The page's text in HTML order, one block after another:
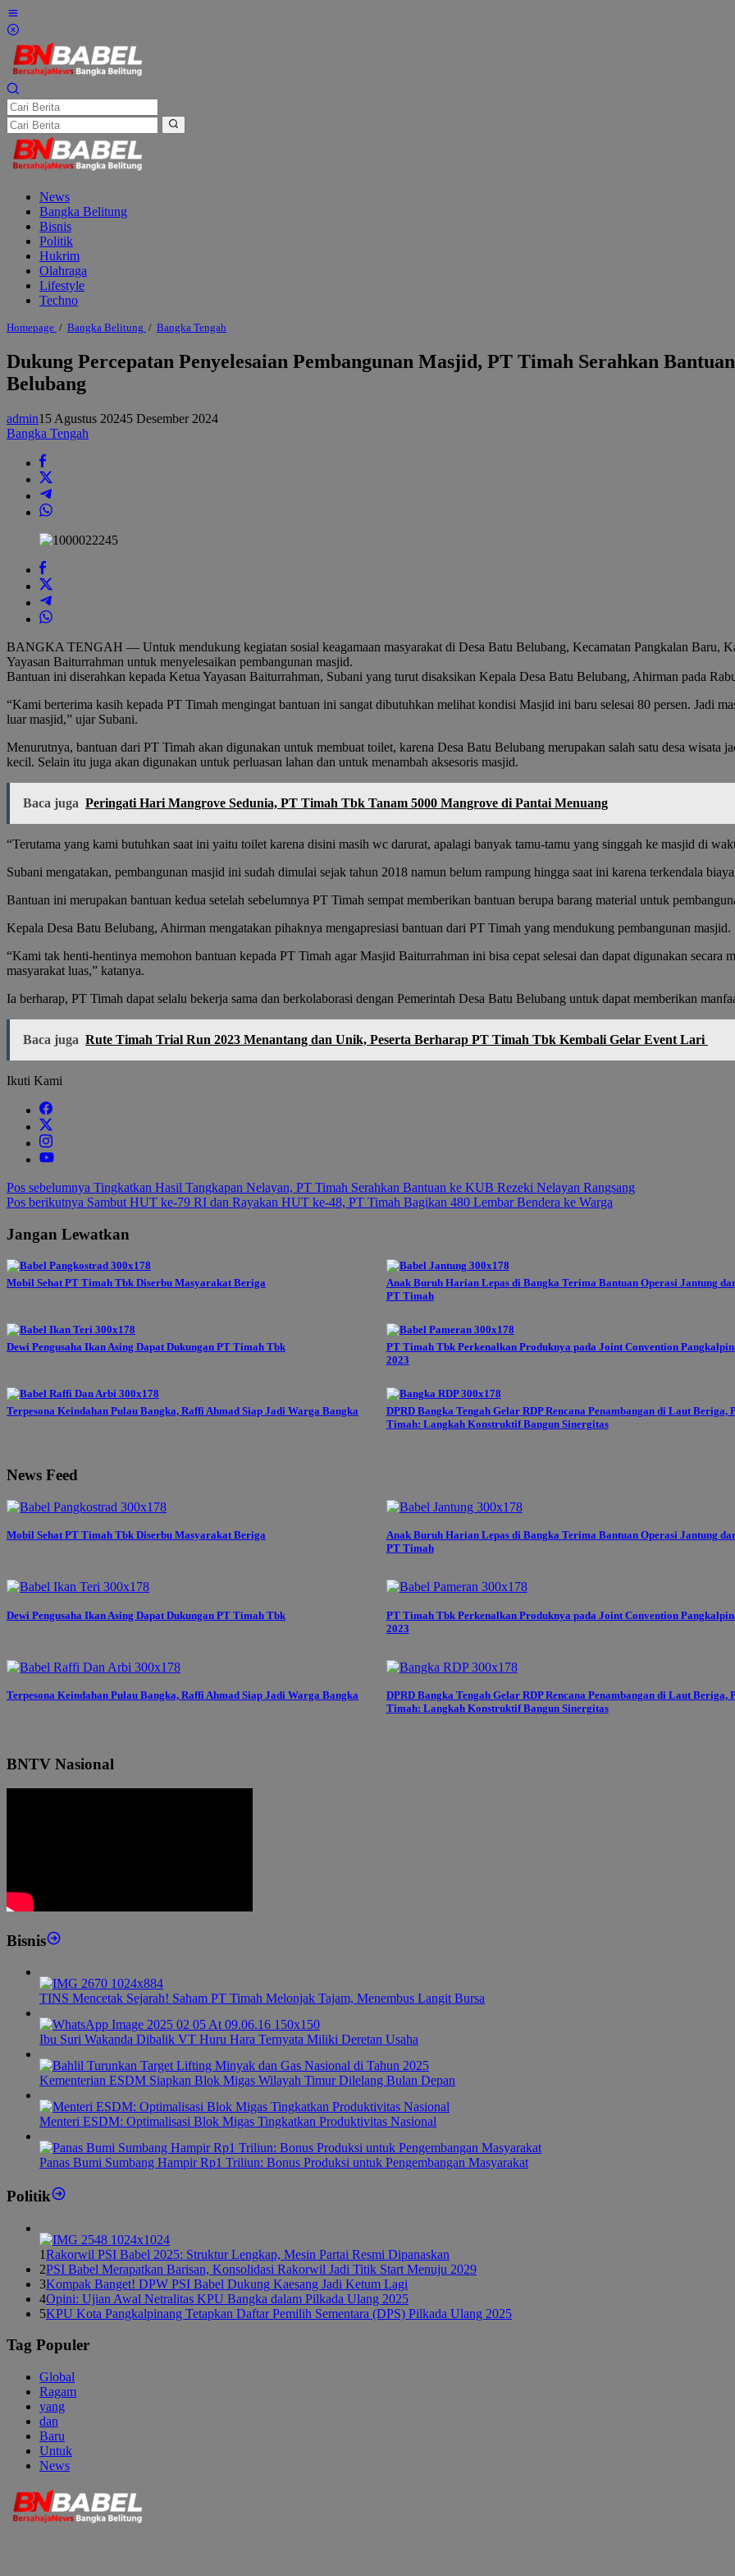
Lewati
ke
konten
News
Bangka Belitung
Bisnis
Politik
Hukrim
Olahraga
Lifestyle
Techno
Homepage / Bangka Belitung / Bangka Tengah
Penyelesaian
Pembangunan
Dukung Percepatan Penyelesaian Pembangunan Masjid, PT Timah Serahkan
Belubang
admin15 Agustus 20245 Desember 2024
Bangka Tengah
BANGKA TENGAH — Untuk mendukung kegiatan sosial keagamaan masyarakat di Desa Batu Belubang, Kecamatan Pangkalan Baru,
Yayasan Baiturrahman untuk menyelesaikan pembangunan masjid.
Bantuan ini diserahkan kepada Ketua Yayasan Baiturrahman, Subani yang turut disaksikan Kepala Desa Batu Belubang, Ahirman pada
“Kami berterima kasih kepada PT Timah mengingat bantuan ini sangat dibutuhkan melihat kondisi Masjid ini baru selesai 80 persen. Jadi
luar masjid,” ujar Subani.
Menurutnya, bantuan dari PT Timah akan digunakan untuk membuat toilet, karena Desa Batu Belubang merupakan salah satu desa wisata
kecil. Selain itu juga akan digunakan untuk perluasan lahan dan untuk menambah aksesoris masjid.
Baca juga Peringati Hari Mangrove Sedunia, PT Timah Tbk Tanam 5000 Mangrove di Pantai Menuang
“Terutama yang kami butuhkan saat ini yaitu toilet karena disini masih wc darurat, apalagi banyak tamu-tamu yang singgah ke masjid di
Subani mengatakan, pembangunan masjid ini sudah dimulai sejak tahun 2018 namun belum rampung hingga saat ini karena terkendala
Bantuan ini merupakan bantuan kedua setelah sebelumnya PT Timah sempat memberikan bantuan berupa barang material untuk
Kepala Desa Batu Belubang, Ahirman mengatakan pihaknya mengapresiasi bantuan dari PT Timah yang mendukung pembangunan masjid.
“Kami tak henti-hentinya memohon bantuan kepada PT Timah agar Masjid Baiturrahman ini bisa cepat selesai dan dapat digunakan secara
masyarakat luas,” katanya.
Ia berharap, PT Timah dapat selalu bekerja sama dan berkolaborasi dengan Pemerintah Desa Batu Belubang untuk dapat memberikan
Baca juga Rute Timah Trial Run 2023 Menantang dan Unik, Peserta Berharap PT Timah Tbk Kembali Gelar Event Lari
Ikuti Kami
Navigasi
pos
Pos sebelumnya Tingkatkan Hasil Tangkapan Nelayan, PT Timah Serahkan Bantuan ke KUB Rezeki Nelayan Rangsang
Pos berikutnya Sambut HUT ke-79 RI dan Rayakan HUT ke-48, PT Timah Bagikan 480 Lembar Bendera ke Warga
Jangan Lewatkan
Mobil Sehat PT Timah Tbk Diserbu Masyarakat Beriga
Anak Buruh Harian Lepas di Bangka Terima Bantuan Operasi Jantung
PT Timah
Dewi Pengusaha Ikan Asing Dapat Dukungan PT Timah Tbk
PT Timah Tbk Perkenalkan Produknya pada Joint Convention
2023
Terpesona Keindahan Pulau Bangka, Raffi Ahmad Siap Jadi Warga Bangka
DPRD Bangka Tengah Gelar RDP Rencana Penambangan di Laut Beriga,
Timah: Langkah Konstruktif Bangun Sinergitas
News Feed
Mobil Sehat PT Timah Tbk Diserbu Masyarakat Beriga
Anak Buruh Harian Lepas di Bangka Terima Bantuan Operasi Jantung
PT Timah
Dewi Pengusaha Ikan Asing Dapat Dukungan PT Timah Tbk
PT Timah Tbk Perkenalkan Produknya pada Joint Convention
2023
Terpesona Keindahan Pulau Bangka, Raffi Ahmad Siap Jadi Warga Bangka
DPRD Bangka Tengah Gelar RDP Rencana Penambangan di Laut Beriga,
Timah: Langkah Konstruktif Bangun Sinergitas
BNTV Nasional
Bisnis
TINS Mencetak Sejarah! Saham PT Timah Melonjak Tajam, Menembus Langit Bursa
Ibu Suri Wakanda Dibalik VT Huru Hara Ternyata Miliki Deretan Usaha
Kementerian ESDM Siapkan Blok Migas Wilayah Timur Dilelang Bulan Depan
Menteri ESDM: Optimalisasi Blok Migas Tingkatkan Produktivitas Nasional
Panas Bumi Sumbang Hampir Rp1 Triliun: Bonus Produksi untuk Pengembangan Masyarakat
Politik
1Rakorwil PSI Babel 2025: Struktur Lengkap, Mesin Partai Resmi Dipanaskan
2PSI Babel Merapatkan Barisan, Konsolidasi Rakorwil Jadi Titik Start Menuju 2029
3Kompak Banget! DPW PSI Babel Dukung Kaesang Jadi Ketum Lagi
4Opini: Ujian Awal Netralitas KPU Bangka dalam Pilkada Ulang 2025
5KPU Kota Pangkalpinang Tetapkan Daftar Pemilih Sementara (DPS) Pilkada Ulang 2025
Tag Populer
Global
Ragam
yang
dan
Baru
Untuk
News